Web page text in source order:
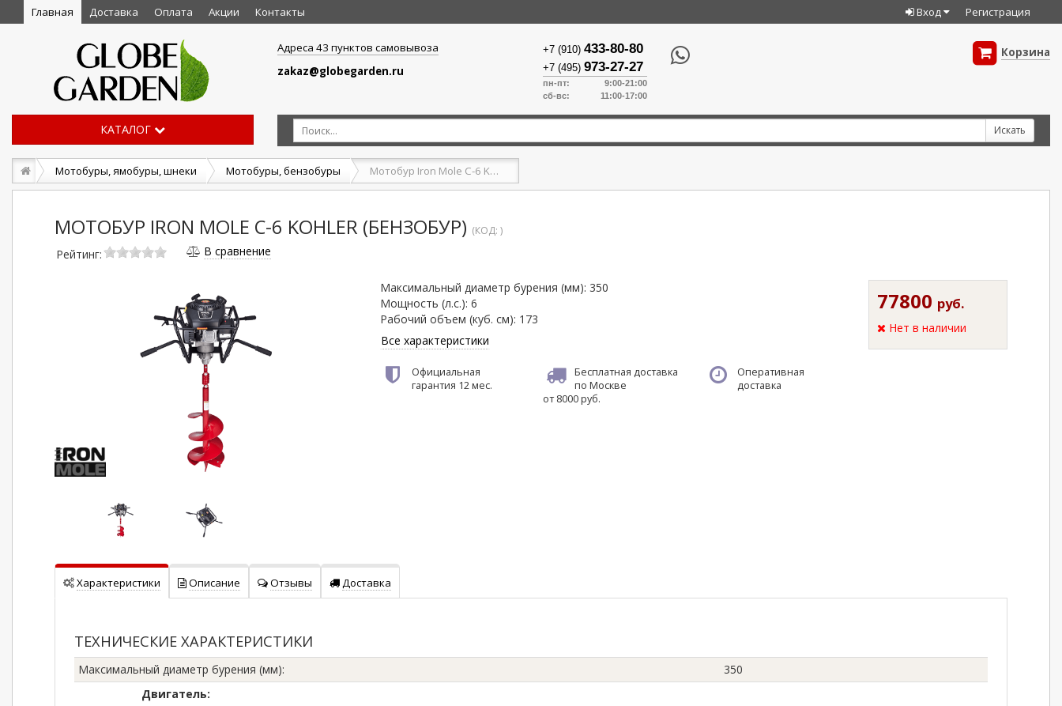
Главная Доставка Оплата Акции Контакты Вход Регистрация
Адреса 43 пунктов самовывоза
zakaz@globegarden.ru
+7 (910) 433-80-80
+7 (495) 973-27-27
пн-пт: 9:00-21:00
сб-вс: 11:00-17:00
Корзина
КАТАЛОГ
Мотобуры, ямобуры, шнеки Мотобуры, бензобуры Мотобур Iron Mole С-6 Kohler (бензобур)
МОТОБУР IRON MOLE С-6 KOHLER (БЕНЗОБУР) (КОД: )
Рейтинг: В сравнение
Максимальный диаметр бурения (мм): 350
Мощность (л.с.): 6
Рабочий объем (куб. см): 173
Все характеристики
Официальная
гарантия 12 мес.
Бесплатная доставка
по Москве
от 8000 руб.
Оперативная
доставка
77800 руб.
Нет в наличии
Характеристики Описание Отзывы Доставка
ТЕХНИЧЕСКИЕ ХАРАКТЕРИСТИКИ
Максимальный диаметр бурения (мм):
350
Двигатель: